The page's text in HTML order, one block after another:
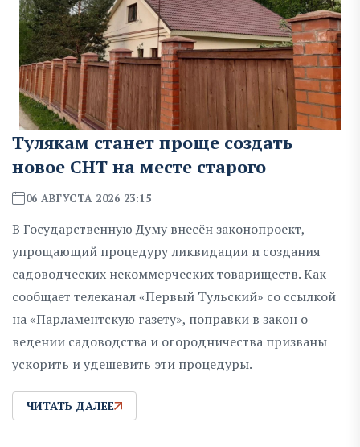
Тулякам станет проще создать
новое СНТ на месте старого
06 АВГУСТА 2026 23:15
В Государственную Думу внесён законопроект,
упрощающий процедуру ликвидации и создания
садоводческих некоммерческих товариществ. Как
сообщает телеканал «Первый Тульский» со ссылкой
на «Парламентскую газету», поправки в закон о
ведении садоводства и огородничества призваны
ускорить и удешевить эти процедуры.
ЧИТАТЬ ДАЛЕЕ